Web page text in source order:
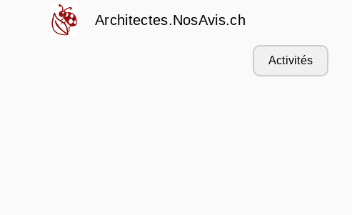
Architectes.NosAvis.ch
Activités